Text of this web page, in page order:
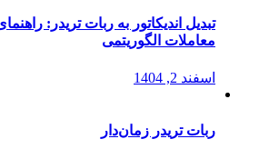
تبدیل اندیکاتور به ربات تریدر:
معاملات الگوریتمی
اسفند 2, 1404
ربات تریدر زمان‌دار